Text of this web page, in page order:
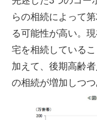
らの相続によって
る可能性が高い。
宅を相続している
加えて、後期高齢
の相続が増加しつ